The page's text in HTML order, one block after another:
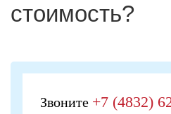
стоимость?
Звоните +7 (4832)